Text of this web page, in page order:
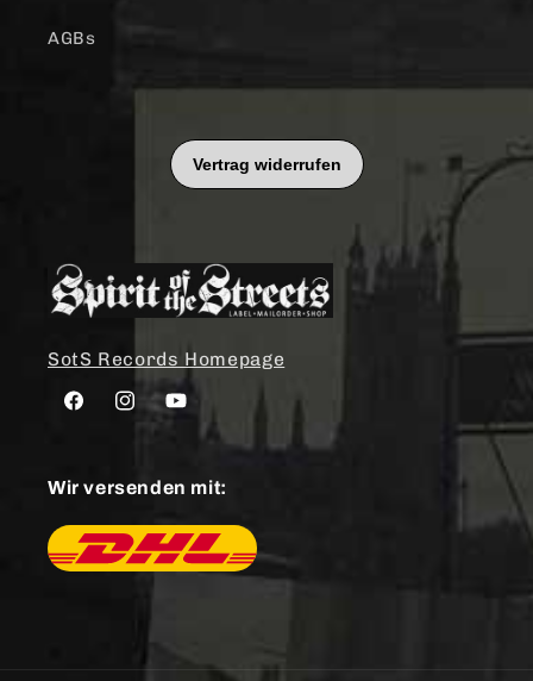
AGBs
SotS Records Homepage
FacebookInstagramYouTube
Wir versenden mit: